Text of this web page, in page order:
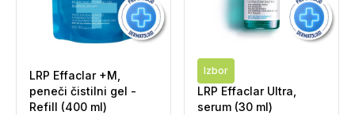
LRP Effaclar +M,
peneči čistilni gel -
Refill (400 ml)
Izbor
LRP Effaclar Ultra,
serum (30 ml)